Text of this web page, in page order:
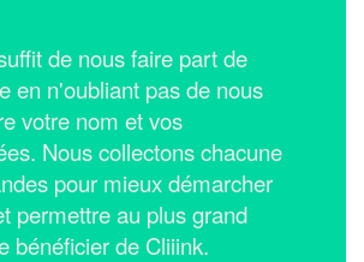
de nous faire part de
en n'oubliant pas de nous
votre nom et vos
Nous collectons chacune
pour mieux démarcher
permettre au plus grand
bénéficier de Cliiink.